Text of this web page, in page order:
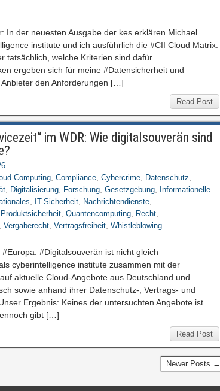
In der neuesten Ausgabe der kes erklären Michael
institute und ich ausführlich die #CII Cloud Matrix:
tatsächlich, welche Kriterien sind dafür
ergeben sich für meine #Datensicherheit und
den Anforderungen […]
Read Post
im WDR: Wie digitalsouverän sind
Computing, Compliance, Cybercrime, Datenschutz,
, Digitalisierung, Forschung, Gesetzgebung, Informationelle
, IT-Sicherheit, Nachrichtendienste,
Produktsicherheit, Quantencomputing, Recht,
, Vergaberecht, Vertragsfreiheit, Whistleblowing
#Digitalsouverän ist nicht gleich
cyberintelligence institute zusammen mit der
aktuelle Cloud-Angebote aus Deutschland und
sowie anhand ihrer Datenschutz-, Vertrags- und
Ergebnis: Keines der untersuchten Angebote ist
gibt […]
Read Post
Newer Posts →